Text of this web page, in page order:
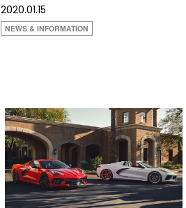
2020.01.15
NEWS & INFORMATION